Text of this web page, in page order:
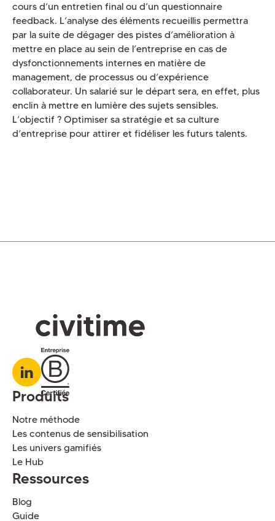
cours d’un entretien final ou d’un questionnaire
feedback. L’analyse des éléments recueillis permettra
par la suite de dégager des pistes d’amélioration à
mettre en place au sein de l’entreprise en cas de
dysfonctionnements internes en matière de
management, de processus ou d’expérience
collaborateur. Un salarié sur le départ sera, en effet, plus
enclin à mettre en lumière des sujets sensibles.
L’objectif ? Optimiser sa stratégie et sa culture
d’entreprise pour attirer et fidéliser les futurs talents.
Produits
Notre méthode
Les contenus de sensibilisation
Les univers gamifiés
Le Hub
Ressources
Blog
Guide